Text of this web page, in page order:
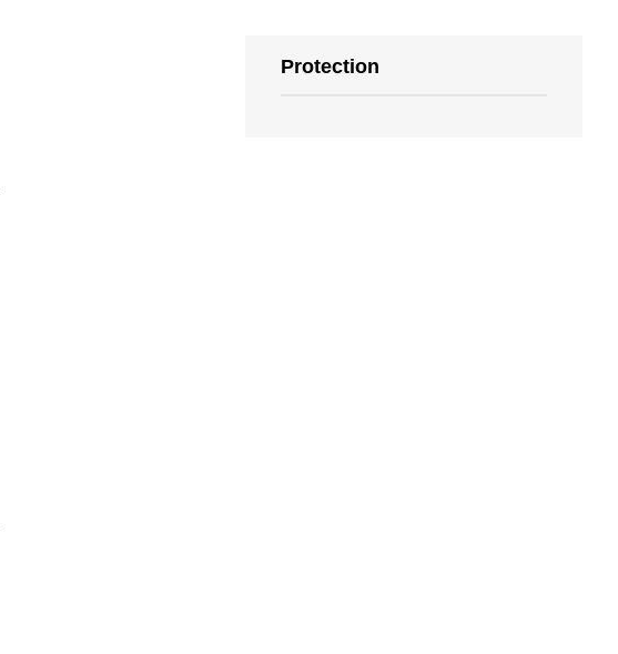
Protection